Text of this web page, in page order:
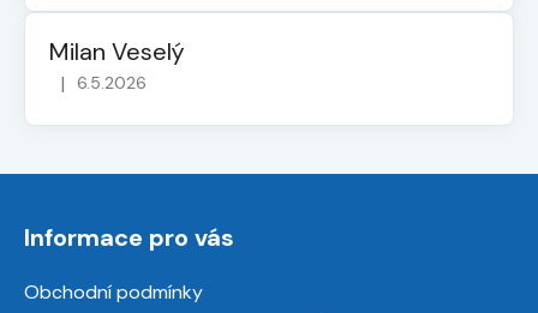
Milan Veselý
Hodnocení obchodu je 5 z 5 hvězdiček.
| 6.5.2026
Informace pro vás
Obchodní podmínky